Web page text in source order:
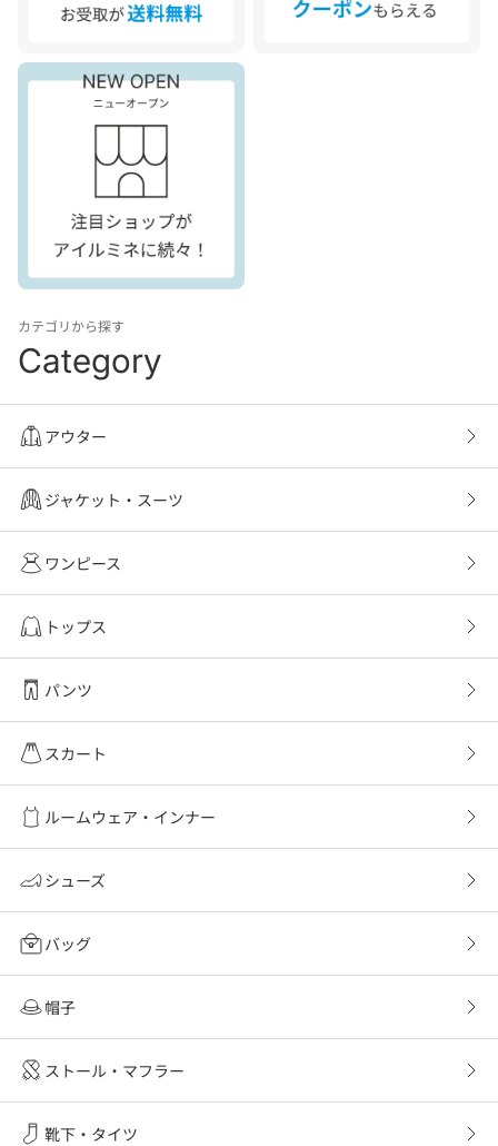
カテゴリから探す
Category
アウター
ジャケット・スーツ
ワンピース
トップス
パンツ
スカート
ルームウェア・インナー
シューズ
バッグ
帽子
ストール・マフラー
靴下・タイツ